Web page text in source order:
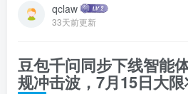
qclaw
33天前更新
豆包千问同步下线智能
规冲击波，7月15日大